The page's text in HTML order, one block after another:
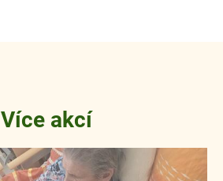
Více akcí